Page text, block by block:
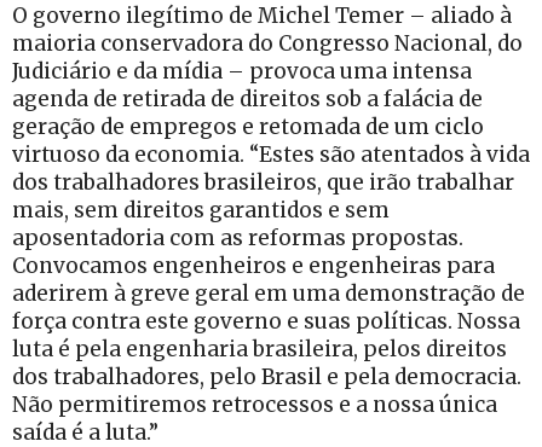
O governo ilegítimo de Michel Temer – aliado à
maioria conservadora do Congresso Nacional, do
Judiciário e da mídia – provoca uma intensa
agenda de retirada de direitos sob a falácia de
geração de empregos e retomada de um ciclo
virtuoso da economia. “Estes são atentados à vida
dos trabalhadores brasileiros, que irão trabalhar
mais, sem direitos garantidos e sem
aposentadoria com as reformas propostas.
Convocamos engenheiros e engenheiras para
aderirem à greve geral em uma demonstração de
força contra este governo e suas políticas. Nossa
luta é pela engenharia brasileira, pelos direitos
dos trabalhadores, pelo Brasil e pela democracia.
Não permitiremos retrocessos e a nossa única
saída é a luta.”